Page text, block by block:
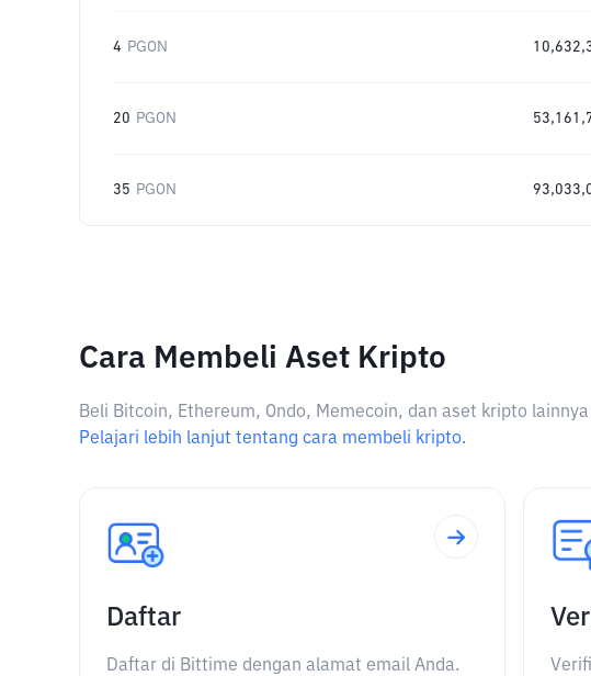
4 PGON
20 PGON
35 PGON
Cara Membeli Aset Kripto
Beli Bitcoin, Ethereum, Ondo, Memecoin, dan aset kripto
Pelajari lebih lanjut tentang cara membeli kripto.
Daftar
Daftar di Bittime dengan alamat email Anda.